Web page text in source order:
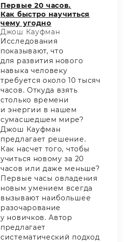
Первые 20 часов.
Как быстро научиться
чему угодно
Джош Кауфман
Исследования
показывают, что
для развития нового
навыка человеку
требуется около 10 тысяч
часов. Откуда взять
столько времени
и энергии в нашем
сумасшедшем мире?
Джош Кауфман
предлагает решение.
Как насчет того, чтобы
учиться новому за 20
часов или даже меньше?
Первые часы овладения
новым умением всегда
вызывают наибольшее
разочарование
у новичков. Автор
предлагает
систематический подход